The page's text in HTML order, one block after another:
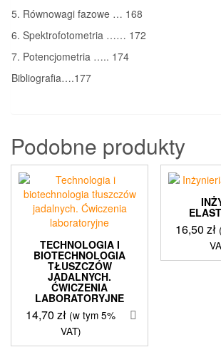
5. Równowagi fazowe … 168
6. Spektrofotometria …… 172
7. Potencjometria ….. 174
Bibliografia….177
Podobne produkty
TECHNOLOGIA I
BIOTECHNOLOGIA
TŁUSZCZÓW
JADALNYCH.
ĆWICZENIA
LABORATORYJNE
14,70zł (w tym 5%
VAT)
16,50 zł